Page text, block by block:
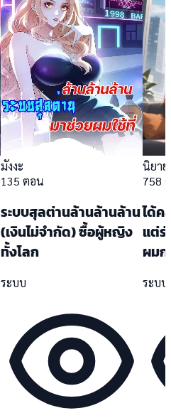
มังงะ
135 ตอน
ระบบสุลต่านล้านล้านล้าน
(เงินไม่จำกัด) ซื้อผู้หญิง
ทั้งโลก
ระบบ
นิยาย
758
ได้ค
แต่ร่
ผมก
ระบบ